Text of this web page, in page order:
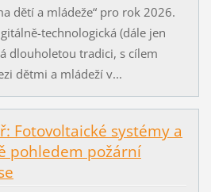
dětí a mládeže“ pro rok 2026.
technologická (dále jen
dlouholetou tradici, s cílem
dětmi a mládeží v...
Fotovoltaické systémy a
pohledem požární